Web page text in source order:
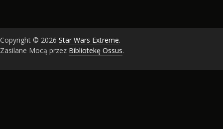
Copyright © 2026 Star Wars Extreme.
Zasilane Mocą przez Bibliotekę Ossus.